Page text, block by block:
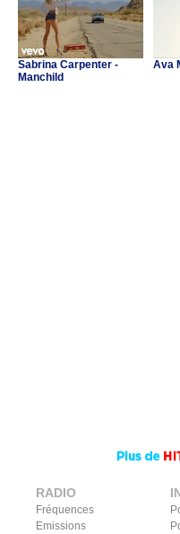
Sabrina Carpenter -
Manchild
Ava
RADIO
Fréquences
Emissions